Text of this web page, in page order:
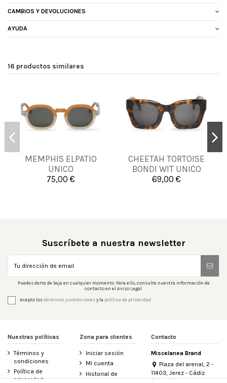
CAMBIOS Y DEVOLUCIONES
AYUDA
16 productos similares
MEMPHIS ELPATIO
UNICO
75,00 €
UNICA
Añadir al carrito
CHEETAH TORTOISE
BONDI WIT UNICO
69,00 €
UNICA
Añadir al carrito
Suscríbete a nuestra newsletter
Puedes darte de baja en cualquier momento. Para ello, consulte nuestra información de
contacto en el Aviso Legal.
Acepto lostérminos y condicionesy la política de privacidad
Nuestras políticas
Términos y
condiciones
Política de
privacidad
Zona para clientes
Iniciar sesión
Mi cuenta
Historial de
Contacto
Miscelanea Brand
Plaza del arenal, 2 -
11403, Jerez - Cádiz
(España)